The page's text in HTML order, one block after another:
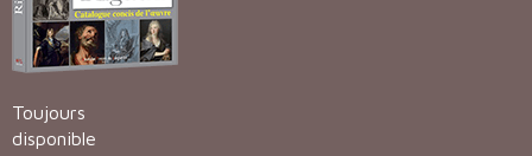
Toujours
disponible